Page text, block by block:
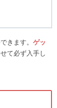
きます。 ゲッ
て必ず入手し